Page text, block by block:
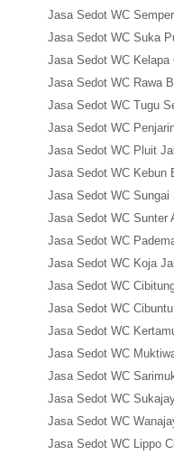
Jasa Sedot WC
Jasa Sedot WC Suka
Jasa Sedot WC Kelapa
Jasa Sedot WC Rawa
Jasa Sedot WC Tugu
Jasa Sedot WC
Jasa Sedot WC Pluit
Jasa Sedot WC Kebun
Jasa Sedot WC
Jasa Sedot WC Sunter
Jasa Sedot WC
Jasa Sedot WC Koja
Jasa Sedot WC
Jasa Sedot WC
Jasa Sedot WC
Jasa Sedot WC
Jasa Sedot WC
Jasa Sedot WC
Jasa Sedot WC
Jasa Sedot WC Lippo